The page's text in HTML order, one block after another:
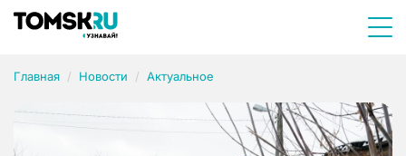
Главная Новости Актуальное